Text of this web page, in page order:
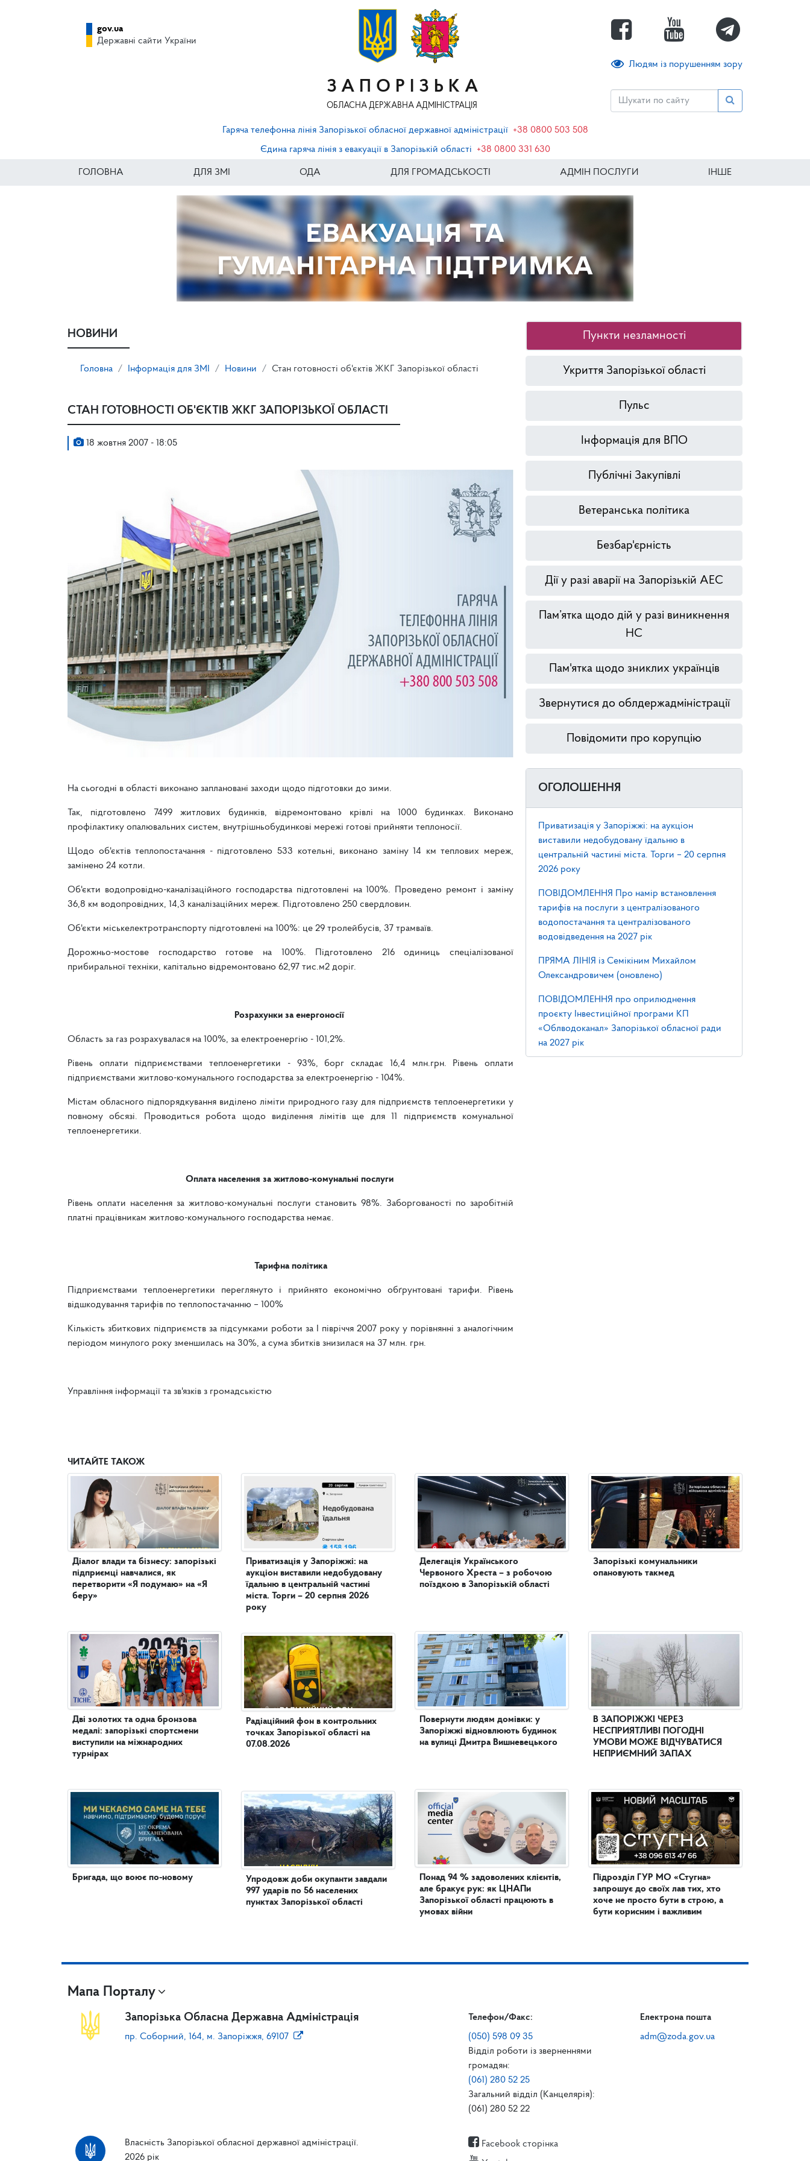
ЗАПОРІЗЬКА
ОБЛАСНА ДЕРЖАВНА АДМІНІСТРАЦІЯ
Людям із порушенням зору
gov.ua
Державні сайти України
Гаряча телефонна лінія Запорізької обласної державної адміністрації +38 0800 503 508
Єдина гаряча лінія з евакуації в Запорізькій області
+38 0800 331 630
ГОЛОВНА ДЛЯ ЗМІ ОДА ДЛЯ ГРОМАДСЬКОСТІ АДМІН ПОСЛУГИ ІНШЕ
НОВИНИ
Головна Інформація для ЗМІ Новини Стан готовності об'єктів ЖКГ Запорізької області
СТАН ГОТОВНОСТІ ОБ'ЄКТІВ ЖКГ ЗАПОРІЗЬКОЇ ОБЛАСТІ
18 жовтня 2007 - 18:05
На сьогодні в області виконано заплановані заходи щодо підготовки до зими.
Так, підготовлено 7499 житлових будинків, відремонтовано крівлі на 1000 будинках. Виконано
профілактику опалювальних систем, внутрішньобудинкові мережі готові прийняти теплоносії.
Щодо об'єктів теплопостачання - підготовлено 533 котельні, виконано заміну 14 км теплових мереж,
замінено 24 котли.
Об'єкти водопровідно-каналізаційного господарства підготовлені на 100%. Проведено ремонт і заміну
36,8 км водопровідних, 14,3 каналізаційних мереж. Підготовлено 250 свердловин.
Об'єкти міськелектротранспорту підготовлені на 100%: це 29 тролейбусів, 37 трамваїв.
Дорожньо-мостове господарство готове на 100%. Підготовлено 216 одиниць спеціалізованої
прибиральної техніки, капітально відремонтовано 62,97 тис.м2 доріг.
Розрахунки за енергоносії
Область за газ розрахувалася на 100%, за електроенергію - 101,2%.
Рівень оплати підприємствами теплоенергетики - 93%, борг складає 16,4 млн.грн. Рівень оплати
підприємствами житлово-комунального господарства за електроенергію - 104%.
Містам обласного підпорядкування виділено ліміти природного газу для підприємств теплоенергетики у
повному обсязі. Проводиться робота щодо виділення лімітів ще для 11 підприємств комунальної
теплоенергетики.
Оплата населення за житлово-комунальні послуги
Рівень оплати населення за житлово-комунальні послуги становить 98%. Заборгованості по заробітній
платні працівникам житлово-комунального господарства немає.
Тарифна політика
Підприємствами теплоенергетики переглянуто і прийнято економічно обґрунтовані тарифи. Рівень
відшкодування тарифів по теплопостачанню – 100%
Кількість збиткових підприємств за підсумками роботи за І півріччя 2007 року у порівнянні з аналогічним
періодом минулого року зменшилась на 30%, а сума збитків знизилася на 37 млн. грн.
Управління інформації та зв'язків з громадськістю
Пункти незламності
Укриття Запорізької області
Пульс
Інформація для ВПО
Публічні Закупівлі
Ветеранська політика
Безбар'єрність
Дії у разі аварії на Запорізькій АЕС
Пам’ятка щодо дій у разі виникнення
НС
Пам'ятка щодо зниклих українців
Звернутися до облдержадміністрації
Повідомити про корупцію
ОГОЛОШЕННЯ
Приватизація у Запоріжжі: на аукціон
виставили недобудовану їдальню в
центральній частині міста. Торги – 20 серпня
2026 року
ПОВІДОМЛЕННЯ Про намір встановлення
тарифів на послуги з централізованого
водопостачання та централізованого
водовідведення на 2027 рік
ПРЯМА ЛІНІЯ із Семікіним Михайлом
Олександровичем (оновлено)
ПОВІДОМЛЕННЯ про оприлюднення
проєкту Інвестиційної програми КП
«Облводоканал» Запорізької обласної ради
на 2027 рік
ЧИТАЙТЕ ТАКОЖ
Діалог влади та бізнесу: запорізькі
підприємці навчалися, як
перетворити «Я подумаю» на «Я
беру»
Дві золотих та одна бронзова
медалі: запорізькі спортсмени
виступили на міжнародних
турнірах
Бригада, що воює по-новому
Приватизація у Запоріжжі: на
аукціон виставили недобудовану
їдальню в центральній частині
міста. Торги – 20 серпня 2026
року
Радіаційний фон в контрольних
точках Запорізької області на
07.08.2026
Упродовж доби окупанти завдали
997 ударів по 56 населених
пунктах Запорізької області
Делегація Українського
Червоного Хреста – з робочою
поїздкою в Запорізькій області
Повернути людям домівки: у
Запоріжжі відновлюють будинок
на вулиці Дмитра Вишневецького
Понад 94 % задоволених клієнтів,
але бракує рук: як ЦНАПи
Запорізької області працюють в
умовах війни
Запорізькі комунальники
опановують такмед
В ЗАПОРІЖЖІ ЧЕРЕЗ
НЕСПРИЯТЛИВІ ПОГОДНІ
УМОВИ МОЖЕ ВІДЧУВАТИСЯ
НЕПРИЄМНИЙ ЗАПАХ
Підрозділ ГУР МО «Стугна»
запрошує до своїх лав тих, хто
хоче не просто бути в строю, а
бути корисним і важливим
Мапа Порталу
Запорізька Обласна Державна Адміністрація
пр. Соборний, 164, м. Запоріжжя, 69107
Телефон/Факс:
(050) 598 09 35
Відділ роботи із зверненнями
громадян:
(061) 280 52 25
Загальний відділ (Канцелярія):
(061) 280 52 22
Електрона пошта
adm@zoda.gov.ua
Власність Запорізької обласної державної адміністрації.
2026 рік
Facebook сторінка